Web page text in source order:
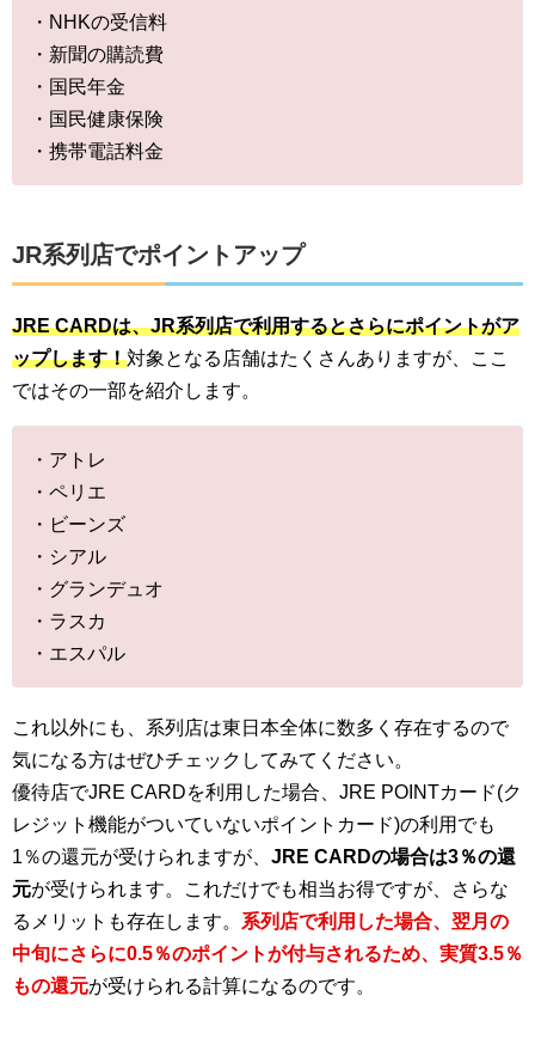
・NHKの受信料
・新聞の購読費
・国民年金
・国民健康保険
・携帯電話料金
JR系列店でポイントアップ
JRE CARDは、JR系列店で利用するとさらにポイントがア
ップします！対象となる店舗はたくさんありますが、ここ
ではその一部を紹介します。
・アトレ
・ペリエ
・ビーンズ
・シアル
・グランデュオ
・ラスカ
・エスパル
これ以外にも、系列店は東日本全体に数多く存在するので
気になる方はぜひチェックしてみてください。
優待店でJRE CARDを利用した場合、JRE POINTカード(ク
レジット機能がついていないポイントカード)の利用でも
1％の還元が受けられますが、 JRE CARDの場合は3％の還
元が受けられます。これだけでも相当お得ですが、さらな
るメリットも存在します。 系列店で利用した場合、翌月の
中旬にさらに0.5％のポイントが付与されるため、実質3.5％
もの還元が受けられる計算になるのです。